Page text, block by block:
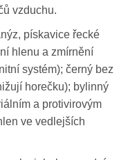
vzduchu.
pískavice řecké
hlenu a zmírnění
systém); černý bez
horečku); bylinný
a protivirovým
ve vedlejších